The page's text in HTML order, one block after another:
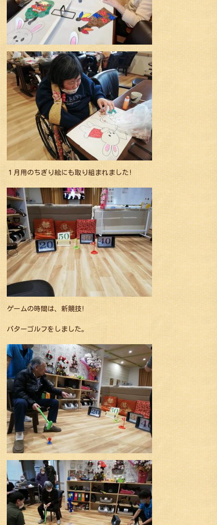
１月用のちぎり絵にも取り組まれました!
ゲームの時間は、新競技!
パターゴルフをしました。